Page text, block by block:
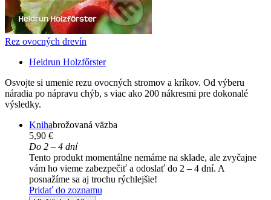
Rez ovocných drevín
Heidrun Holzfőrster
Osvojte si umenie rezu ovocných stromov a kríkov. Od výberu
náradia po nápravu chýb, s viac ako 200 nákresmi pre dokonalé
výsledky.
Knihabrožovaná väzba
5,90 €
Do 2 – 4 dní
Tento produkt momentálne nemáme na sklade, ale zvyčajne
vám ho vieme zabezpečiť a odoslať do 2 – 4 dní. A
posnažíme sa aj trochu rýchlejšie!
Pridať do zoznamu